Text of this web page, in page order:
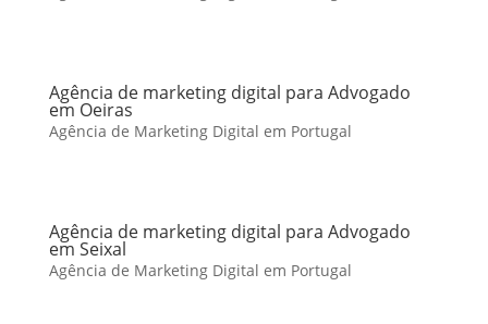
Agência de marketing digital para Advogado
em Oeiras
Agência de Marketing Digital em Portugal
Agência de marketing digital para Advogado
em Seixal
Agência de Marketing Digital em Portugal